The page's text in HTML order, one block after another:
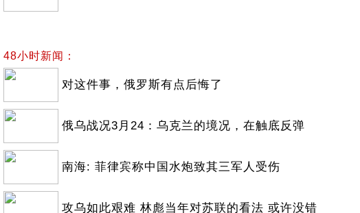
48小时新闻：
对这件事，俄罗斯有点后悔了
俄乌战况3月24：乌克兰的境况，在触底反弹
南海: 菲律宾称中国水炮致其三军人受伤
攻乌如此艰难 林彪当年对苏联的看法 或许没错